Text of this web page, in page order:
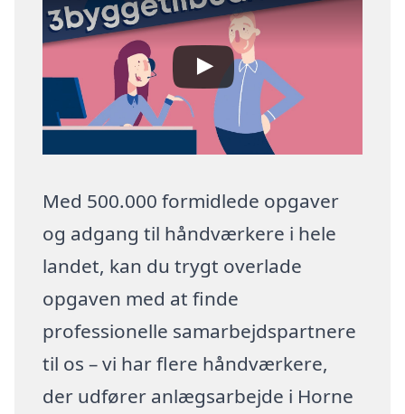
Med 500.000 formidlede opgaver
og adgang til håndværkere i hele
landet, kan du trygt overlade
opgaven med at finde
professionelle samarbejdspartnere
til os – vi har flere håndværkere,
der udfører anlægsarbejde i Horne